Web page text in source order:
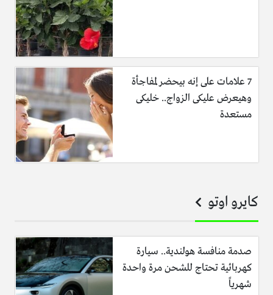
7 علامات على إنه بيحضر لمفاجأة
وهيعرض عليكى الزواج.. خليكى
مستعدة
كايرو اوتو
صدمة منافسة هولندية.. سيارة
كهربائية تحتاج للشحن مرة واحدة
شهرياً